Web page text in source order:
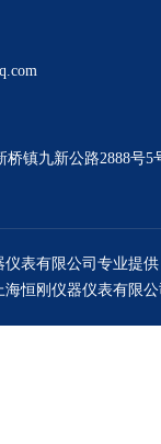
镇九新公路2888号5
仪表有限公司专业提
海恒刚仪器仪表有限